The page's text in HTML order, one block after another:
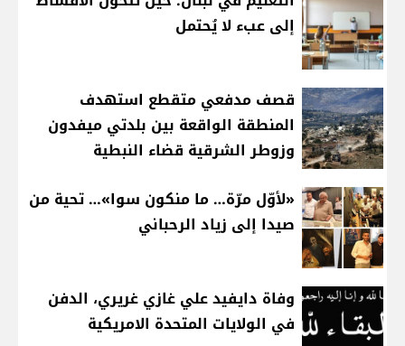
إلى عبء لا يُحتمل
قصف مدفعي متقطع استهدف
المنطقة الواقعة بين بلدتي ميفدون
وزوطر الشرقية قضاء النبطية
«لأوّل مرّة… ما منكون سوا»… تحية من
صيدا إلى زياد الرحباني
وفاة دايفيد علي غازي غريري، الدفن
في الولايات المتحدة الامريكية